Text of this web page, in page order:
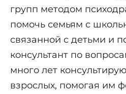
групп методом
помочь семьям с
связанной с детьми и
консультант по
много лет
взрослых, помогая им